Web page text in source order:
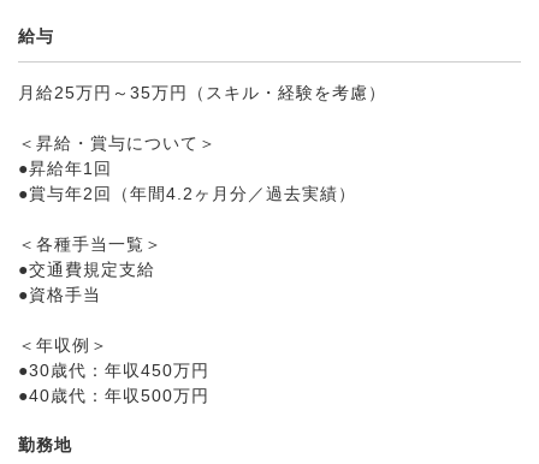
給与
月給25万円～35万円（スキル・経験を考慮）
＜昇給・賞与について＞
●昇給年1回
●賞与年2回（年間4.2ヶ月分／過去実績）
＜各種手当一覧＞
●交通費規定支給
●資格手当
＜年収例＞
●30歳代：年収450万円
●40歳代：年収500万円
勤務地